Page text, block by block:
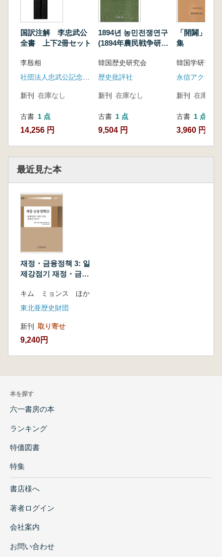
国訳注解 李忠武公
全書 上下2冊セット
李殷相
社団法人忠武公記念事業会(韓日文化研究所)
新刊 在庫なし
古書 1 点
14,256 円
1894년 농민전쟁연구
(1894年農民戦争研
ト
韓国歴史研究会
歴史批評社
新刊 在庫なし
古書 1 点
9,504 円
「開闢」押
集
韓国学研究所
永信アクデミ
新刊 在庫なし
古書 1 点
3,960 円
最近見た本
재정・금융정책 3: 일
제강점기 재정・금융
政・金融政策3:日帝
強占期財政・金融動
キム ミョンス ほか
東北亜歴史財団
新刊 取り寄せ
9,240円
本を探す
六一書房の本
ランキング
特価図書
特集
書店様へ
著者ログイン
会社案内
お問い合わせ